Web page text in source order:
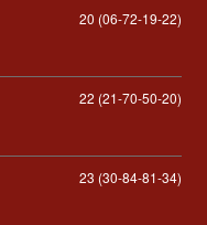
20 (06-72-19-22)
22 (21-70-50-20)
23 (30-84-81-34)